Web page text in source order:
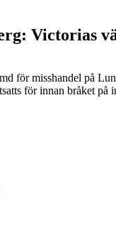
Victorias
för misshandel på
för innan bråket på